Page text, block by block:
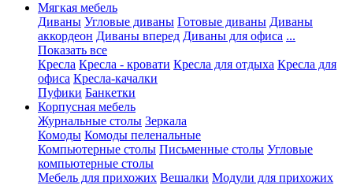
Мягкая мебель
Диваны Угловые диваны Готовые диваны Диваны
аккордеон Диваны вперед Диваны для офиса ...
Показать все
Кресла Кресла - кровати Кресла для отдыха Кресла для
офиса Кресла-качалки
Пуфики Банкетки
Корпусная мебель
Журнальные столы Зеркала
Комоды Комоды пеленальные
Компьютерные столы Письменные столы Угловые
компьютерные столы
Мебель для прихожих Вешалки Модули для прихожих